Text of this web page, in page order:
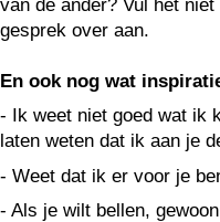
van de ander? Vul het
gesprek over aan.
En ook nog wat
- Ik weet niet goed wat ik
laten weten dat ik aan je
- Weet dat ik er voor je
- Als je wilt bellen,